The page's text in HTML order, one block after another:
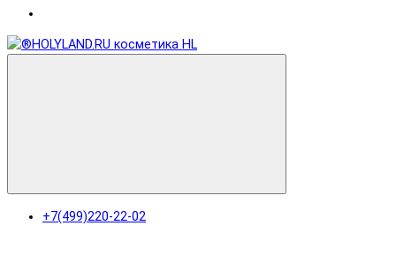
+7(499)220-22-02